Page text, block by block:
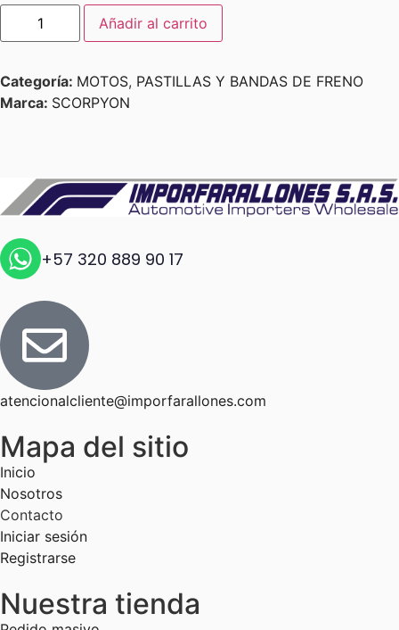
Añadir al carrito
Categoría: MOTOS, PASTILLAS Y BANDAS DE FRENO
Marca: SCORPYON
+57 320 889 90 17
atencionalcliente@imporfarallones.com
Mapa del sitio
Inicio
Nosotros
Contacto
Iniciar sesión
Registrarse
Nuestra tienda